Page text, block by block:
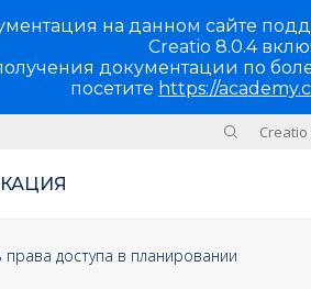
на данном сайте
Creatio 8.0.4
документации по
посетите https://
Creatio
права доступа в планировании